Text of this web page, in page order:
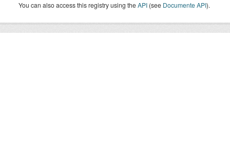
You can also access this registry using theAPI (see Documente API).